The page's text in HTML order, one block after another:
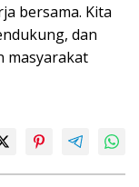
bersama. Kita
dan
masyarakat